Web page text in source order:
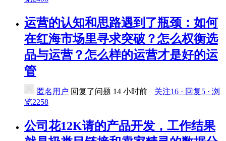
运营的认知和思路遇到了瓶颈：如何
在红海市场里寻求突破？怎么权衡选
品与运营？怎么样的运营才是好的运
管
匿名用户 回复了问题 14 小时前
关注16 · 回复5 · 浏
览2258
公司花12K请的产品开发，工作结果